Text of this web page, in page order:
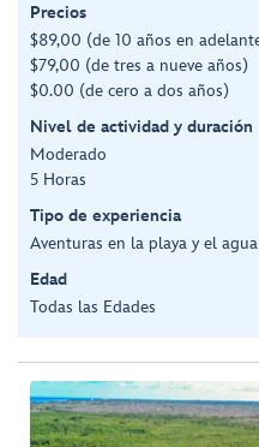
Precios
$89,00 (de 10 años en
$79,00 (de tres a nueve años)
$0.00 (de cero a dos años)
Nivel de actividad y duración
Moderado
5 Horas
Tipo de experiencia
Aventuras en la playa y el agua
Edad
Todas las Edades